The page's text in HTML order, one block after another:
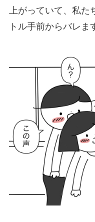
上がっていて、私た
トル手前からバレま